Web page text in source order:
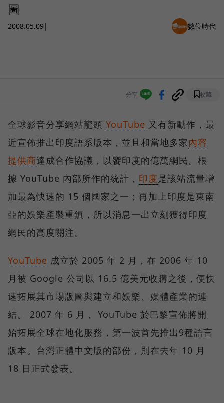
圖
2008.05.09| 數位時代
分享 收藏
全球影音分享網站龍頭 YouTube 又有新動作，最
近宣佈推出印度語系版本，並且和當地多家內容
提供商達成合作協議，以饗印度的億萬網民。根
據 YouTube 內部所作的統計， 印度是該站流量增
加最為快速的 15 個國家之一；再加上印度是東南
亞的娛樂產製重鎮，所以消息一出立刻獲得印度
網民的高度關注。
YouTube 成立於 2005 年 2 月，在 2006 年 10
月被 Google 公司以 16.5 億美元收購之後，便快
速拓展其市場版圖與建立和娛樂、媒體產業的連
結。 2007 年 6 月， YouTube 於巴黎宣佈將開
始拓展全球在地化服務，第一波首先推出9種語言
版本。台灣正體中文版的部份，則在去年 10 月
18 日正式發表。